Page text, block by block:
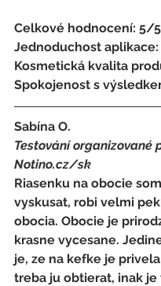
Celkové hodnocení: 5/5
Jednoduchost
Kosmetická kvalita
Spokojenost s
Sabína O.
Testování organizované
Notino.cz/sk
Riasenku na obocie
vyskusat, robi velmi
obocia. Obocie je
krasne vycesane.
je, ze na kefke je
treba ju obtierat, inak je